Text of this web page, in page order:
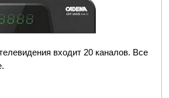
входит 20 каналов. Все